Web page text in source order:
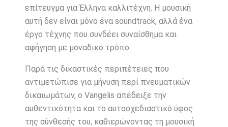
επίτευγμα για Έλληνα καλλιτέχνη. Η μουσική
αυτή δεν είναι μόνο ένα soundtrack, αλλά ένα
έργο τέχνης που συνδέει συναίσθημα και
αφήγηση με μοναδικό τρόπο.
Παρά τις δικαστικές περιπέτειες που
αντιμετώπισε για μήνυση περί πνευματικών
δικαιωμάτων, ο Vangelis απέδειξε την
αυθεντικότητα και το αυτοσχεδιαστικό ύφος
της σύνθεσής του, καθιερώνοντας τη μουσική